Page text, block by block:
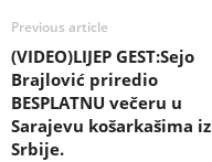
Previous article
(VIDEO)LIJEP GEST:Sejo
Brajlović priredio
BESPLATNU večeru u
Sarajevu košarkašima iz
Srbije.